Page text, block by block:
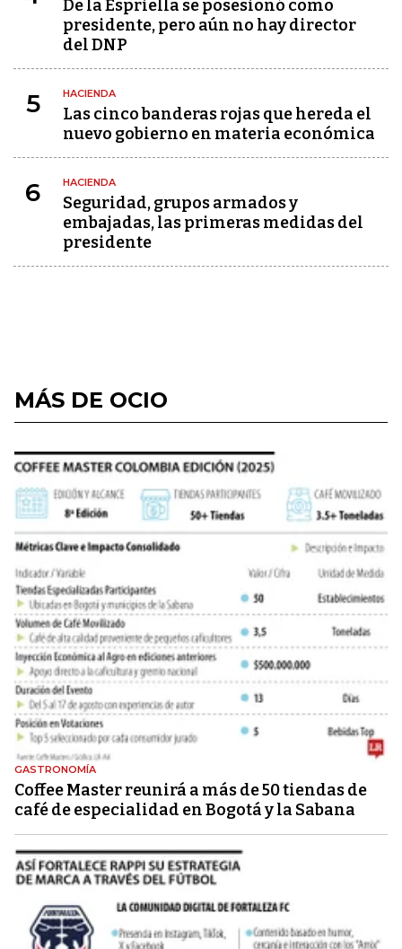
De la Espriella se posesionó como
presidente, pero aún no hay director
del DNP
5 HACIENDA
Las cinco banderas rojas que hereda el
nuevo gobierno en materia económica
6 HACIENDA
Seguridad, grupos armados y
embajadas, las primeras medidas del
presidente
MÁS DE OCIO
GASTRONOMÍA
Coffee Master reunirá a más de 50 tiendas de
café de especialidad en Bogotá y la Sabana